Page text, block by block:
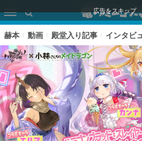
広告をスキップ
赫本 動画 殿堂入り記事 インタビ